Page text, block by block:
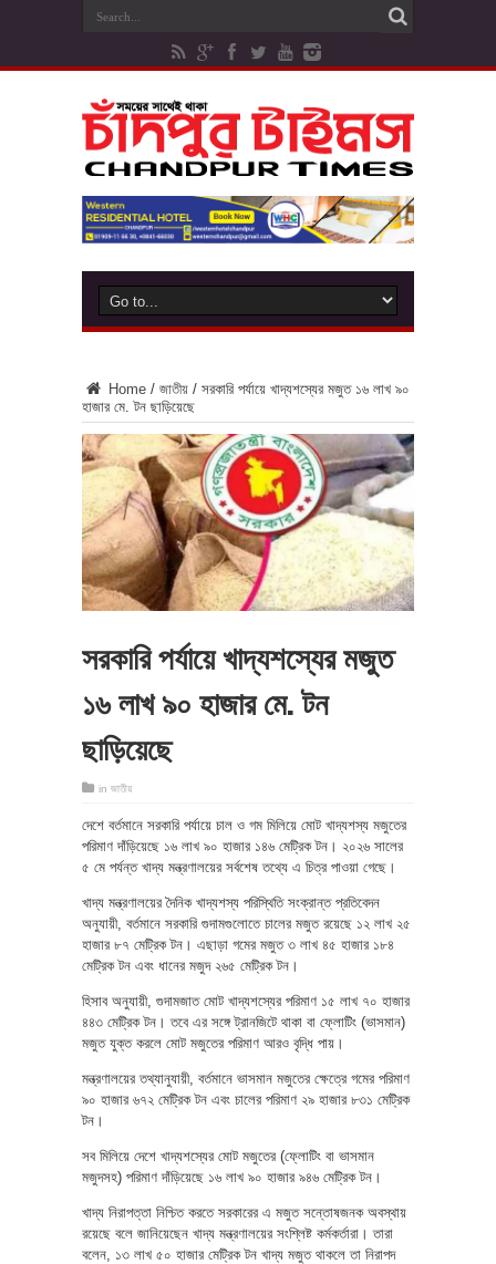
Home / জাতীয় / সরকারি পর্যায়ে খাদ্যশস্যের মজুত ১৬ লাখ ৯০
হাজার মে. টন ছাড়িয়েছে
সরকারি পর্যায়ে খাদ্যশস্যের মজুত
১৬ লাখ ৯০ হাজার মে. টন
ছাড়িয়েছে
in জাতীয়
দেশে বর্তমানে সরকারি পর্যায়ে চাল ও গম মিলিয়ে মোট খাদ্যশস্য মজুতের
পরিমাণ দাঁড়িয়েছে ১৬ লাখ ৯০ হাজার ১৪৬ মেট্রিক টন। ২০২৬ সালের
৫ মে পর্যন্ত খাদ্য মন্ত্রণালয়ের সর্বশেষ তথ্যে এ চিত্র পাওয়া গেছে।
খাদ্য মন্ত্রণালয়ের দৈনিক খাদ্যশস্য পরিস্থিতি সংক্রান্ত প্রতিবেদন
অনুযায়ী, বর্তমানে সরকারি গুদামগুলোতে চালের মজুত রয়েছে ১২ লাখ ২৫
হাজার ৮৭ মেট্রিক টন। এছাড়া গমের মজুত ৩ লাখ ৪৫ হাজার ১৮৪
মেট্রিক টন এবং ধানের মজুদ ২৬৫ মেট্রিক টন।
হিসাব অনুযায়ী, গুদামজাত মোট খাদ্যশস্যের পরিমাণ ১৫ লাখ ৭০ হাজার
৪৪৩ মেট্রিক টন। তবে এর সঙ্গে ট্রানজিটে থাকা বা ফ্লোটিং (ভাসমান)
মজুত যুক্ত করলে মোট মজুতের পরিমাণ আরও বৃদ্ধি পায়।
মন্ত্রণালয়ের তথ্যানুযায়ী, বর্তমানে ভাসমান মজুতের ক্ষেত্রে গমের পরিমাণ
৯০ হাজার ৬৭২ মেট্রিক টন এবং চালের পরিমাণ ২৯ হাজার ৮৩১ মেট্রিক
টন।
সব মিলিয়ে দেশে খাদ্যশস্যের মোট মজুতের (ফ্লোটিং বা ভাসমান
মজুদসহ) পরিমাণ দাঁড়িয়েছে ১৬ লাখ ৯০ হাজার ৯৪৬ মেট্রিক টন।
খাদ্য নিরাপত্তা নিশ্চিত করতে সরকারের এ মজুত সন্তোষজনক অবস্থায়
রয়েছে বলে জানিয়েছেন খাদ্য মন্ত্রণালয়ের সংশ্লিষ্ট কর্মকর্তারা। তারা
বলেন, ১৩ লাখ ৫০ হাজার মেট্রিক টন খাদ্য মজুত থাকলে তা নিরাপদ